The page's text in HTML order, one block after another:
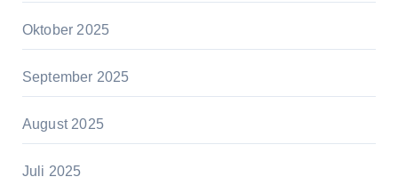
Oktober 2025
September 2025
August 2025
Juli 2025